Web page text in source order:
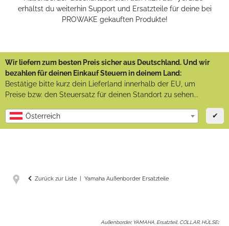
erhältst du weiterhin Support und Ersatzteile für deine bei
PROWAKE gekauften Produkte!
Wir liefern zum besten Preis sicher aus Deutschland. Und wir
bezahlen für deinen Einkauf Steuern in deinem Land:
Bestätige bitte kurz dein Lieferland innerhalb der EU, um
Preise bzw. den Steuersatz für deinen Standort zu sehen...
Österreich ✔
Zurück zur Liste Yamaha Außenborder Ersatzteile
Außenborder, YAMAHA, Ersatzteil, COLLAR, HÜLSE: